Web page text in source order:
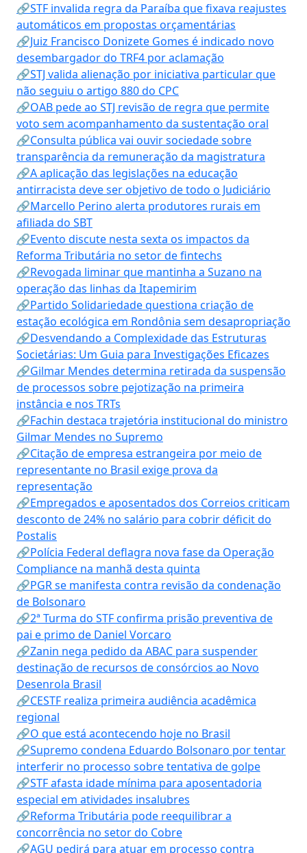
🔗STF invalida regra da Paraíba que fixava reajustes
automáticos em propostas orçamentárias
🔗Juiz Francisco Donizete Gomes é indicado novo
desembargador do TRF4 por aclamação
🔗STJ valida alienação por iniciativa particular que
não seguiu o artigo 880 do CPC
🔗OAB pede ao STJ revisão de regra que permite
voto sem acompanhamento da sustentação oral
🔗Consulta pública vai ouvir sociedade sobre
transparência da remuneração da magistratura
🔗A aplicação das legislações na educação
antirracista deve ser objetivo de todo o Judiciário
🔗Marcello Perino alerta produtores rurais em
afiliada do SBT
🔗Evento discute nesta sexta os impactos da
Reforma Tributária no setor de fintechs
🔗Revogada liminar que mantinha a Suzano na
operação das linhas da Itapemirim
🔗Partido Solidariedade questiona criação de
estação ecológica em Rondônia sem desapropriação
🔗Desvendando a Complexidade das Estruturas
Societárias: Um Guia para Investigações Eficazes
🔗Gilmar Mendes determina retirada da suspensão
de processos sobre pejotização na primeira
instância e nos TRTs
🔗Fachin destaca trajetória institucional do ministro
Gilmar Mendes no Supremo
🔗Citação de empresa estrangeira por meio de
representante no Brasil exige prova da
representação
🔗Empregados e aposentados dos Correios criticam
desconto de 24% no salário para cobrir déficit do
Postalis
🔗Polícia Federal deflagra nova fase da Operação
Compliance na manhã desta quinta
🔗PGR se manifesta contra revisão da condenação
de Bolsonaro
🔗2ª Turma do STF confirma prisão preventiva de
pai e primo de Daniel Vorcaro
🔗Zanin nega pedido da ABAC para suspender
destinação de recursos de consórcios ao Novo
Desenrola Brasil
🔗CESTF realiza primeira audiência acadêmica
regional
🔗O que está acontecendo hoje no Brasil
🔗Supremo condena Eduardo Bolsonaro por tentar
interferir no processo sobre tentativa de golpe
🔗STF afasta idade mínima para aposentadoria
especial em atividades insalubres
🔗Reforma Tributária pode reequilibrar a
concorrência no setor do Cobre
🔗AGU pedirá para atuar em processo contra